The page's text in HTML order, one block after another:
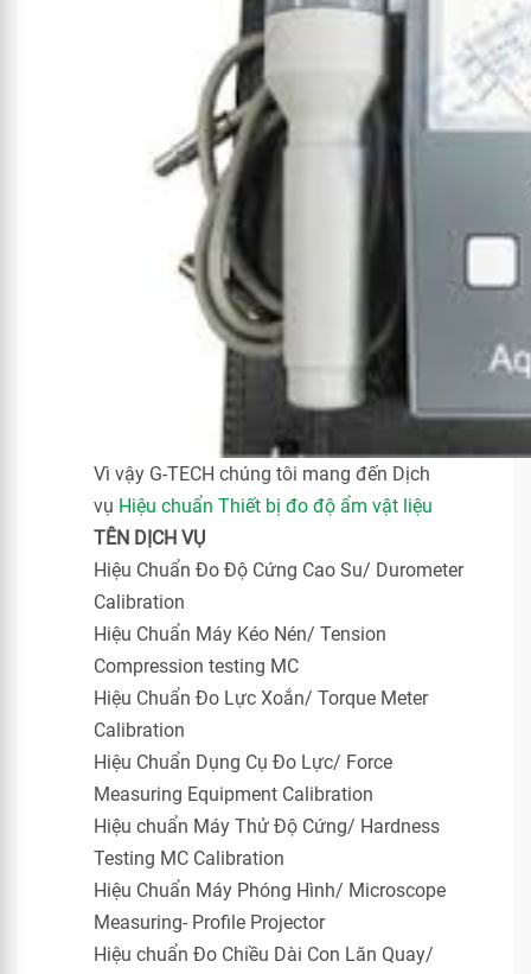
Vì vậy G-TECH chúng tôi mang đến Dịch
vụ Hiệu chuẩn Thiết bị đo độ ẩm vật liệu
TÊN DỊCH VỤ
Hiệu Chuẩn Đo Độ Cứng Cao Su/ Durometer
Calibration
Hiệu Chuẩn Máy Kéo Nén/ Tension
Compression testing MC
Hiệu Chuẩn Đo Lực Xoắn/ Torque Meter
Calibration
Hiệu Chuẩn Dụng Cụ Đo Lực/ Force
Measuring Equipment Calibration
Hiệu chuẩn Máy Thử Độ Cứng/ Hardness
Testing MC Calibration
Hiệu Chuẩn Máy Phóng Hình/ Microscope
Measuring- Profile Projector
Hiệu chuẩn Đo Chiều Dài Con Lăn Quay/